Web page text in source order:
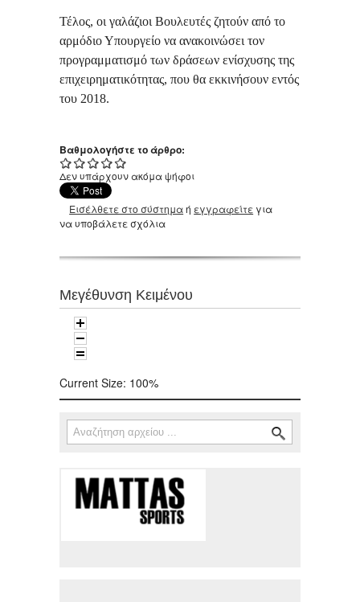
Τέλος, οι γαλάζιοι Βουλευτές ζητούν από το
αρμόδιο Υπουργείο να ανακοινώσει τον
προγραμματισμό των δράσεων ενίσχυσης της
επιχειρηματικότητας, που θα εκκινήσουν εντός
του 2018.
Βαθμολογήστε το άρθρο:
Δεν υπάρχουν ακόμα ψήφοι
Εισέλθετε στο σύστημαή εγγραφείτε για
να υποβάλετε σχόλια
Μεγέθυνση Κειμένου
Current Size: 100%
Φόρμα αναζήτησης
Αναζήτηση